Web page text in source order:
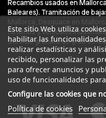
Este sitio Web utiliza
habilitar las
realizar estadísticas y
recibido, personalizar las
para ofrecer anuncios y
uso de funcionalidades
Configure las cookies que
Política de cookies
Recambios usados en
Baleares). Tramitación de
Mallorca, Desguace en
turismos y vehículos
Servicio gratuito de grúa en